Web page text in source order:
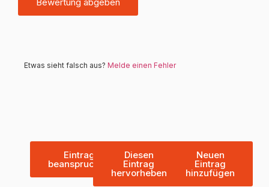
Etwas sieht falsch aus? Melde einen Fehler
Eintrag
beanspruchen
Diesen
Eintrag
hervorheben
Neuen
Eintrag
hinzufügen